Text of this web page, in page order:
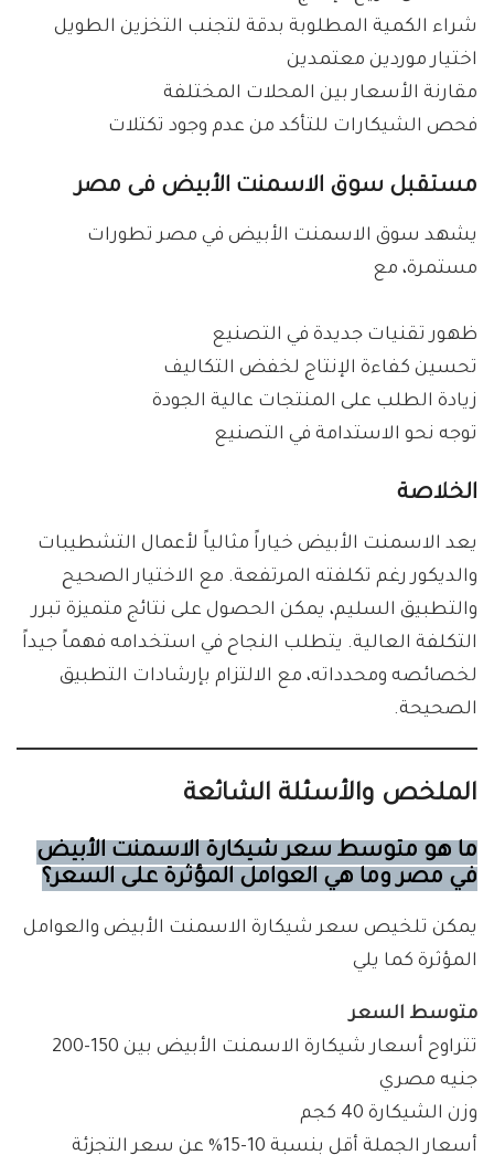
شراء الكمية المطلوبة بدقة لتجنب التخزين الطويل
اختيار موردين معتمدين
مقارنة الأسعار بين المحلات المختلفة
فحص الشيكارات للتأكد من عدم وجود تكتلات
مستقبل سوق الاسمنت الأبيض فى مصر
يشهد سوق الاسمنت الأبيض في مصر تطورات
مستمرة، مع
ظهور تقنيات جديدة في التصنيع
تحسين كفاءة الإنتاج لخفض التكاليف
زيادة الطلب على المنتجات عالية الجودة
توجه نحو الاستدامة في التصنيع
الخلاصة
يعد الاسمنت الأبيض خياراً مثالياً لأعمال التشطيبات
والديكور رغم تكلفته المرتفعة. مع الاختيار الصحيح
والتطبيق السليم، يمكن الحصول على نتائج متميزة تبرر
التكلفة العالية. يتطلب النجاح في استخدامه فهماً جيداً
لخصائصه ومحدداته، مع الالتزام بإرشادات التطبيق
الصحيحة.
الملخص والأسئلة الشائعة
ما هو متوسط سعر شيكارة الاسمنت الأبيض
في مصر وما هي العوامل المؤثرة على السعر؟
يمكن تلخيص سعر شيكارة الاسمنت الأبيض والعوامل
المؤثرة كما يلي
متوسط السعر
تتراوح أسعار شيكارة الاسمنت الأبيض بين 150-200
جنيه مصري
وزن الشيكارة 40 كجم
أسعار الجملة أقل بنسبة 10-15% عن سعر التجزئة